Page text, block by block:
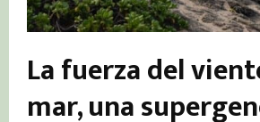
La fuerza del
mar, una